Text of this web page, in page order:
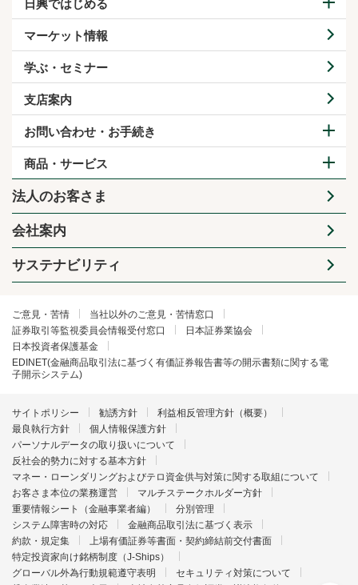
日興ではじめる
マーケット情報
学ぶ・セミナー
支店案内
お問い合わせ・お手続き
商品・サービス
法人のお客さま
会社案内
サステナビリティ
ご意見・苦情
当社以外のご意見・苦情窓口
証券取引等監視委員会情報受付窓口
日本証券業協会
日本投資者保護基金
EDINET(金融商品取引法に基づく有価証券報告書等の開示書類に関する電
子開示システム)
サイトポリシー 勧誘方針
利益相反管理方針（概要）
最良執行方針
個人情報保護方針
パーソナルデータの取り扱いについて
反社会的勢力に対する基本方針
マネー・ローンダリングおよびテロ資金供与対策に関する取組について
お客さま本位の業務運営
マルチステークホルダー方針
重要情報シート（金融事業者編）
分別管理
システム障害時の対応
金融商品取引法に基づく表示
約款・規定集
上場有価証券等書面・契約締結前交付書面
特定投資家向け銘柄制度（J-Ships）
グローバル外為行動規範遵守表明
セキュリティ対策について